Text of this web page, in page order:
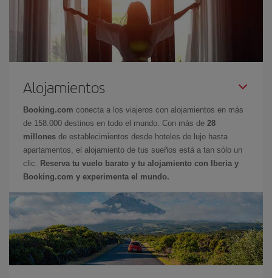
Alojamientos
Booking.com conecta a los viajeros con alojamientos en más
de 158.000 destinos en todo el mundo. Con más de 28
millones de establecimientos desde hoteles de lujo hasta
apartamentos, el alojamiento de tus sueños está a tan sólo un
clic.
Reserva tu vuelo barato y tu alojamiento con Iberia y
Booking.com y experimenta el mundo.